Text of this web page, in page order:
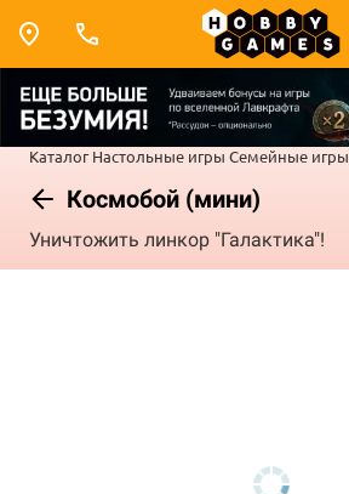
Каталог Настольные игры Семейные игры
Космобой (мини)
Уничтожить линкор "Галактика"!